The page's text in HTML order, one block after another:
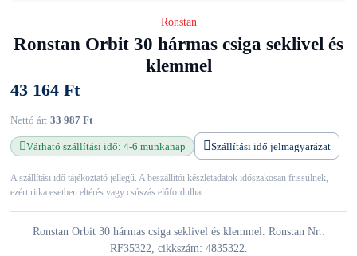
Ronstan
Ronstan Orbit 30 hármas csiga seklivel és
klemmel
43 164 Ft
Nettó ár: 33 987 Ft
Várható szállítási idő: 4-6 munkanap Szállítási idő jelmagyarázat
A szállítási idő tájékoztató jellegű. A beszállítói készletadatok időszakosan frissülnek,
ezért ritka esetben eltérés vagy csúszás előfordulhat.
Ronstan Orbit 30 hármas csiga seklivel és klemmel. Ronstan Nr.:
RF35322, cikkszám: 4835322.